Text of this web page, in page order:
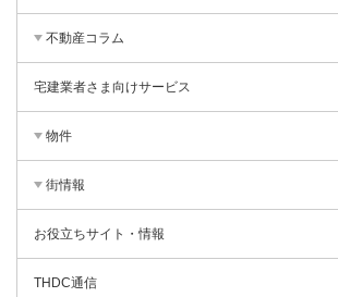
不動産コラム
宅建業者さま向けサービス
物件
街情報
お役立ちサイト・情報
THDC通信